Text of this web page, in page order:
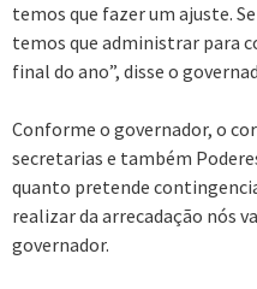
temos que fazer um ajuste.
temos que administrar para
final do ano”, disse o
Conforme o governador, o
secretarias e também
quanto pretende
realizar da arrecadação nós
governador.